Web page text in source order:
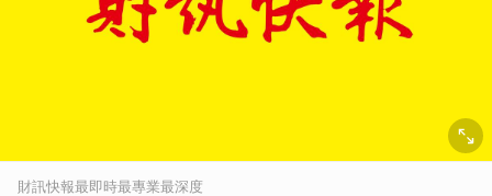
財訊快報最即時最專業最深度